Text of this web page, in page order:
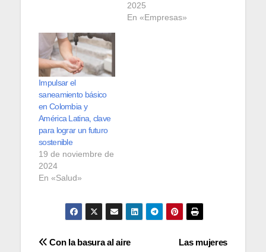
2025
En «Empresas»
Impulsar el
saneamiento básico
en Colombia y
América Latina, clave
para lograr un futuro
sostenible
19 de noviembre de
2024
En «Salud»
Navegación
Las mujeres
Con la basura al aire